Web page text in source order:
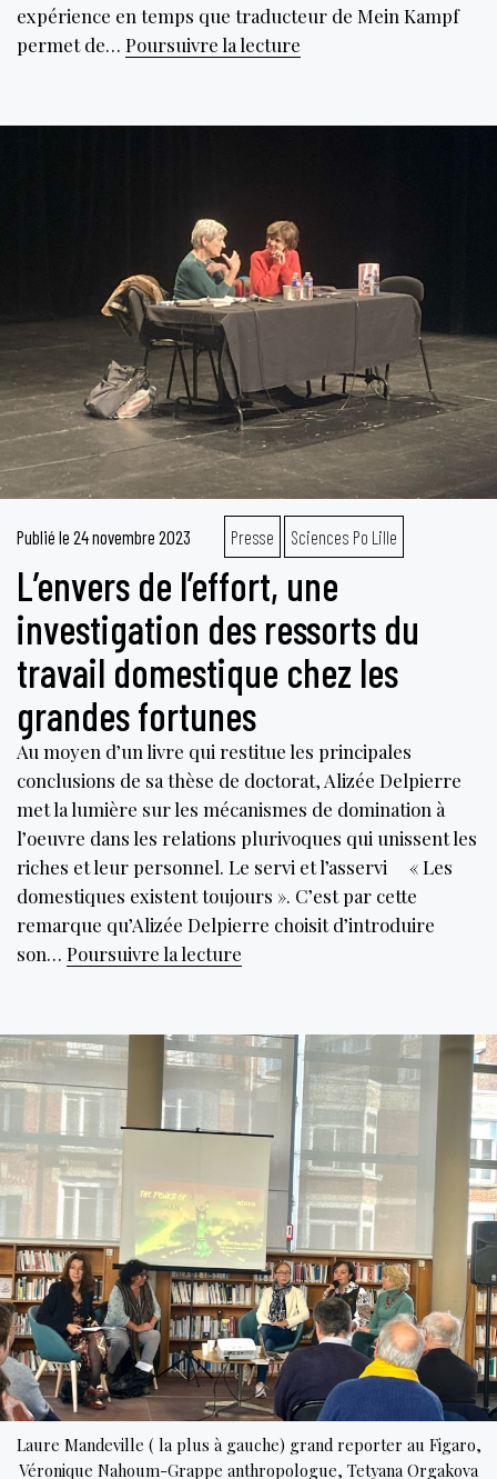
expérience en temps que traducteur de Mein Kampf
permet de… Poursuivre la lecture
zone
mais
pourtant
Publié le 24 novembre 2023 Presse Sciences Po Lille
L’envers de l’effort, une
investigation des ressorts du
travail domestique chez les
grandes fortunes
Au moyen d’un livre qui restitue les principales
conclusions de sa thèse de doctorat, Alizée Delpierre
met la lumière sur les mécanismes de domination à
l’oeuvre dans les relations plurivoques qui unissent les
riches et leur personnel. Le servi et l’asservi « Les
domestiques existent toujours ». C’est par cette
remarque qu’Alizée Delpierre choisit d’introduire
son… Poursuivre la lecture
une
investigation
des
ressorts
travail
domestique
chez
les
grandes
fortunes
Laure Mandeville ( la plus à gauche) grand reporter au Figaro,
Véronique Nahoum-Grappe anthropologue, Tetyana Orgakova